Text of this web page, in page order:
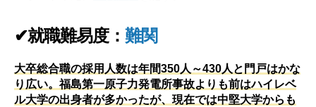
✔就職難易度：難関
大卒総合職の採用人数は年間350人～430人と門戸はかな
り広い。福島第一原子力発電所事故よりも前はハイレベ
ル大学の出身者が多かったが、現在では中堅大学からも